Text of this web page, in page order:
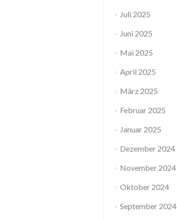
Juli 2025
Juni 2025
Mai 2025
April 2025
März 2025
Februar 2025
Januar 2025
Dezember 2024
November 2024
Oktober 2024
September 2024